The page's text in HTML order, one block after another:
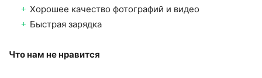
Хорошее качество фотографий и видео
Быстрая зарядка
Что нам не нравится